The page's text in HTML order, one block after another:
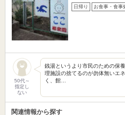
日帰り お食事・食事
50代～
指定し
ない
銭湯というより市民のための保
理施設の捨てるのが勿体無いエ
く、館…
関連情報から探す